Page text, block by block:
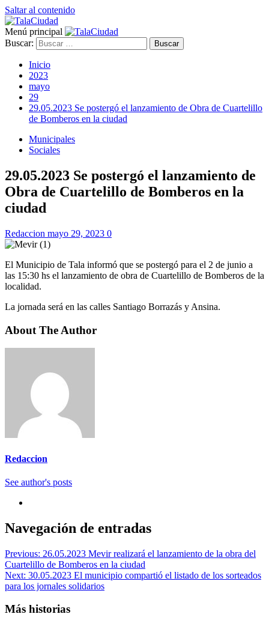
Saltar al contenido
Menú principal
Buscar:
Inicio
2023
mayo
29
29.05.2023 Se postergó el lanzamiento de Obra de Cuartelillo
de Bomberos en la ciudad
Municipales
Sociales
29.05.2023 Se postergó el lanzamiento de
Obra de Cuartelillo de Bomberos en la
ciudad
Redaccion mayo 29, 2023 0
El Municipio de Tala informó que se postergó para el 2 de junio a
las 15:30 hs el lanzamiento de obra de Cuartelillo de Bomberos de la
localidad.
La jornada será en las calles Santiago Borrazás y Ansina.
About The Author
Redaccion
See author's posts
Navegación de entradas
Previous: 26.05.2023 Mevir realizará el lanzamiento de la obra del
Cuartelillo de Bomberos en la ciudad
Next: 30.05.2023 El municipio compartió el listado de los sorteados
para los jornales solidarios
Más historias